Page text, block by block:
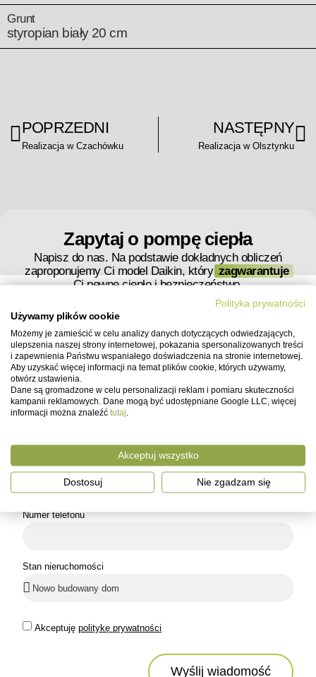
Grunt
styropian biały 20 cm
POPRZEDNI
Realizacja w Czachówku
NASTĘPNY
Realizacja w Olsztynku
Zapytaj o pompę ciepła
Napisz do nas. Na podstawie dokładnych obliczeń
zaproponujemy Ci model Daikin, który zagwarantuje
Ci pewne ciepło i bezpieczeństwo.
Twoja wiadomość
Imię
Numer telefonu
Stan nieruchomości
Akceptuję politykę prywatności
Wyślij wiadomość
Polityka prywatności
Używamy plików cookie
Możemy je zamieścić w celu analizy danych dotyczących odwiedzających,
ulepszenia naszej strony internetowej, pokazania spersonalizowanych treści
i zapewnienia Państwu wspaniałego doświadczenia na stronie internetowej.
Aby uzyskać więcej informacji na temat plików cookie, których używamy,
otwórz ustawienia.
Dane są gromadzone w celu personalizacji reklam i pomiaru skuteczności
kampanii reklamowych. Dane mogą być udostępniane Google LLC, więcej
informacji można znaleźć tutaj
Akceptuj wszystko
Dostosuj Nie zgadzam się